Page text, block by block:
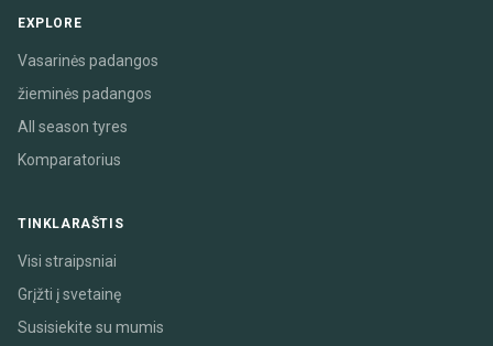
EXPLORE
Vasarinės padangos
žieminės padangos
All season tyres
Komparatorius
TINKLARAŠTIS
Visi straipsniai
Grįžti į svetainę
Susisiekite su mumis